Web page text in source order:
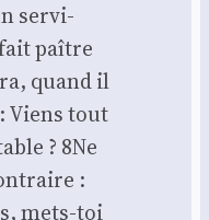
ser­vi­
paître
quand il
Viens tout
? 8Ne
:
mets-toi